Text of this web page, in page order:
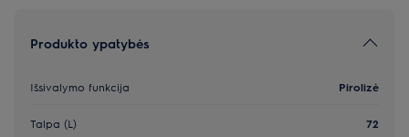
Produkto ypatybės
Išsivalymo funkcija Pirolizė
Talpa (L) 72